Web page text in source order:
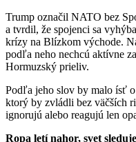
Trump označil NATO bez
a tvrdil, že spojenci sa
krízy na Blízkom východe.
podľa neho nechcú aktívne
Hormuzský prieliv.
Podľa jeho slov by malo ísť
ktorý by zvládli bez väčších
ignorujú alebo reagujú len
Ropa letí nahor, svet